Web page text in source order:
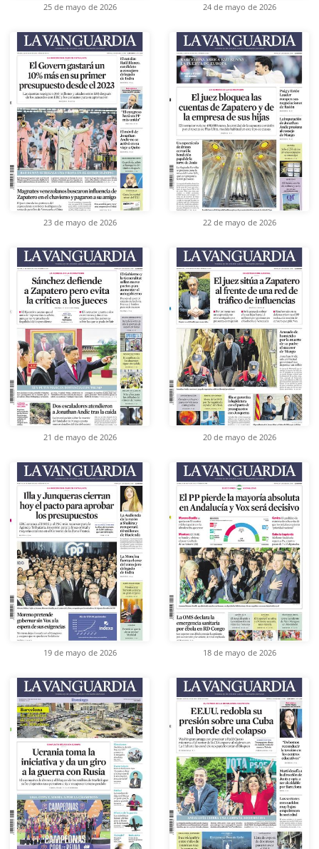
25 de mayo de 2026 24 de mayo de 2026
23 de mayo de 2026 22 de mayo de 2026
21 de mayo de 2026 20 de mayo de 2026
19 de mayo de 2026 18 de mayo de 2026